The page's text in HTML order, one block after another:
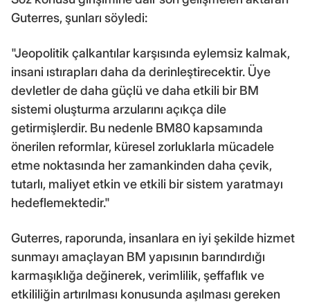
Guterres, şunları söyledi:
"Jeopolitik çalkantılar karşısında eylemsiz kalmak,
insani ıstırapları daha da derinleştirecektir. Üye
devletler de daha güçlü ve daha etkili bir BM
sistemi oluşturma arzularını açıkça dile
getirmişlerdir. Bu nedenle BM80 kapsamında
önerilen reformlar, küresel zorluklarla mücadele
etme noktasında her zamankinden daha çevik,
tutarlı, maliyet etkin ve etkili bir sistem yaratmayı
hedeflemektedir."
Guterres, raporunda, insanlara en iyi şekilde hizmet
sunmayı amaçlayan BM yapısının barındırdığı
karmaşıklığa değinerek, verimlilik, şeffaflık ve
etkililiğin artırılması konusunda aşılması gereken